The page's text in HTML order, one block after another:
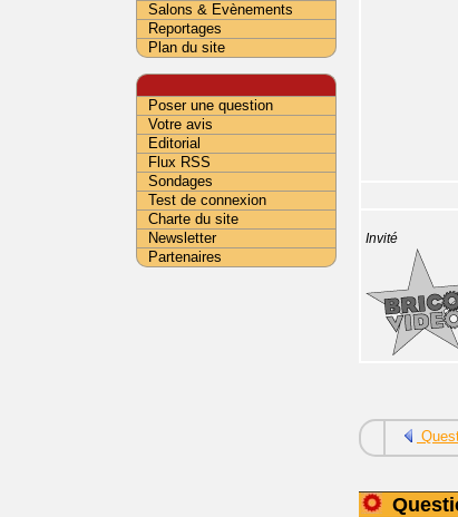
Invité
Salons & Evènements
Reportages
Plan du site
Poser une question
Votre avis
Editorial
Flux RSS
Sondages
Test de connexion
Charte du site
Newsletter
Partenaires